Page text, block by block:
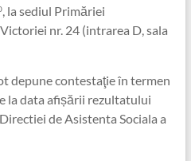
, la sediul Primăriei
nr. 24 (intrarea D, sala
depune contestaţie în termen
la data afișării rezultatului
de Asistenta Sociala a